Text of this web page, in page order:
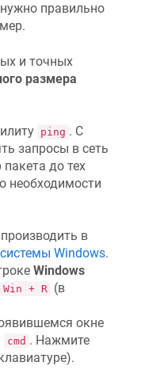
правильно
и точных
размера
ping . С
запросы в сеть
до тех
необходимости
в
Windows.
Windows
Win + R (в
окне
cmd . Нажмите